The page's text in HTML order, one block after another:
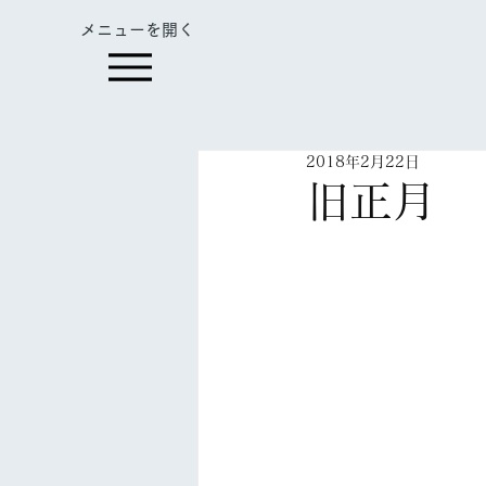
​メニューを開く
旧正月
2018年2月22日